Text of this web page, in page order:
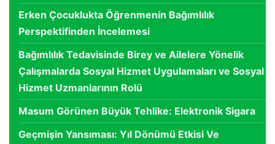
Erken Çocuklukta Öğrenmenin Bağımlılık
Perspektifinden İncelemesi
Bağımlılık Tedavisinde Birey ve Ailelere Yönelik
Çalışmalarda Sosyal Hizmet Uygulamaları ve Sosyal
Hizmet Uzmanlarının Rolü
Masum Görünen Büyük Tehlike: Elektronik Sigara
Geçmişin Yansıması: Yıl Dönümü Etkisi Ve